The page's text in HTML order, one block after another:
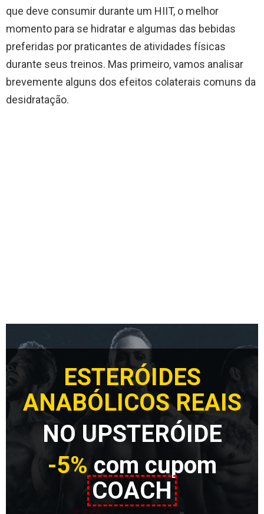
que deve consumir durante um HIIT, o melhor
momento para se hidratar e algumas das bebidas
preferidas por praticantes de atividades físicas
durante seus treinos. Mas primeiro, vamos analisar
brevemente alguns dos efeitos colaterais comuns da
desidratação.
ESTERÓIDES
ANABÓLICOS REAIS
NO UPSTERÓIDE
-5% com cupom
COACH